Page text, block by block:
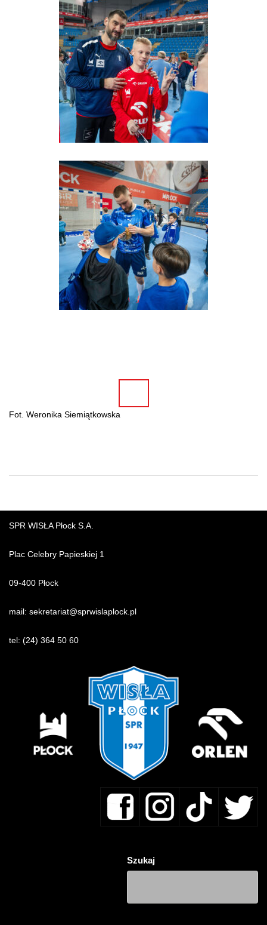
Fot. Weronika Siemiątkowska
SPR WISŁA Płock S.A.
Plac Celebry Papieskiej 1
09-400 Płock
mail: sekretariat@sprwislaplock.pl
tel: (24) 364 50 60
Szukaj